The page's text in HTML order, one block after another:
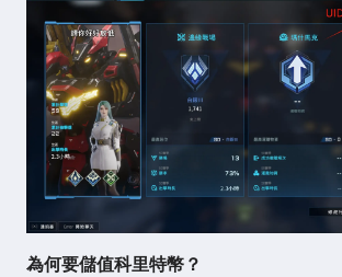
為何要儲值科里特幣？